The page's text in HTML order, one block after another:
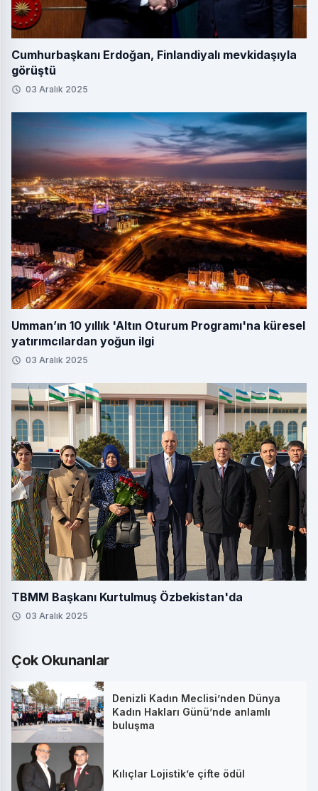
Cumhurbaşkanı Erdoğan, Finlandiyalı mevkidaşıyla
görüştü
03 Aralık 2025
Umman’ın 10 yıllık 'Altın Oturum Programı'na küresel
yatırımcılardan yoğun ilgi
03 Aralık 2025
TBMM Başkanı Kurtulmuş Özbekistan'da
03 Aralık 2025
Çok Okunanlar
Denizli Kadın Meclisi’nden Dünya
Kadın Hakları Günü’nde anlamlı
buluşma
Kılıçlar Lojistik’e çifte ödül